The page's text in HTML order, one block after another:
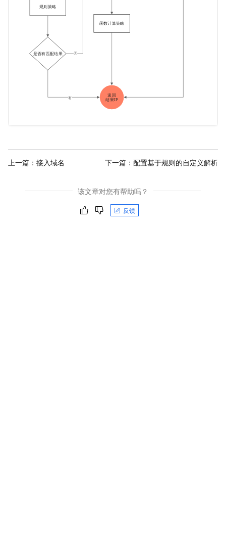
上一篇： 接入域名 下一篇： 配置基于规则的自定义解析
该文章对您有帮助吗？
反馈